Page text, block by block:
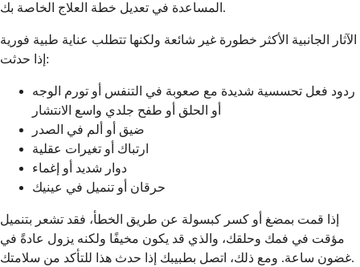
المساعدة في تعديل خطة العلاج الخاصة بك.
الآثار الجانبية الأكثر خطورة غير شائعة ولكنها تتطلب عناية طبية فورية
إذا حدثت:
ردود فعل تحسسية شديدة مع صعوبة في التنفس أو تورم الوجه
أو الحلق أو طفح جلدي واسع الانتشار
ضيق أو ألم في الصدر
ارتباك أو تغيرات عقلية
دوار شديد أو إغماء
حرقان أو تنميل في عينيك
إذا قمت بمضغ أو كسر كبسولة عن طريق الخطأ، فقد تشعر بتنميل
مؤقت في فمك وحلقك، والذي قد يكون مخيفًا ولكنه يزول عادةً في
غضون ساعة. ومع ذلك، اتصل بطبيبك إذا حدث هذا للتأكد من سلامتك.